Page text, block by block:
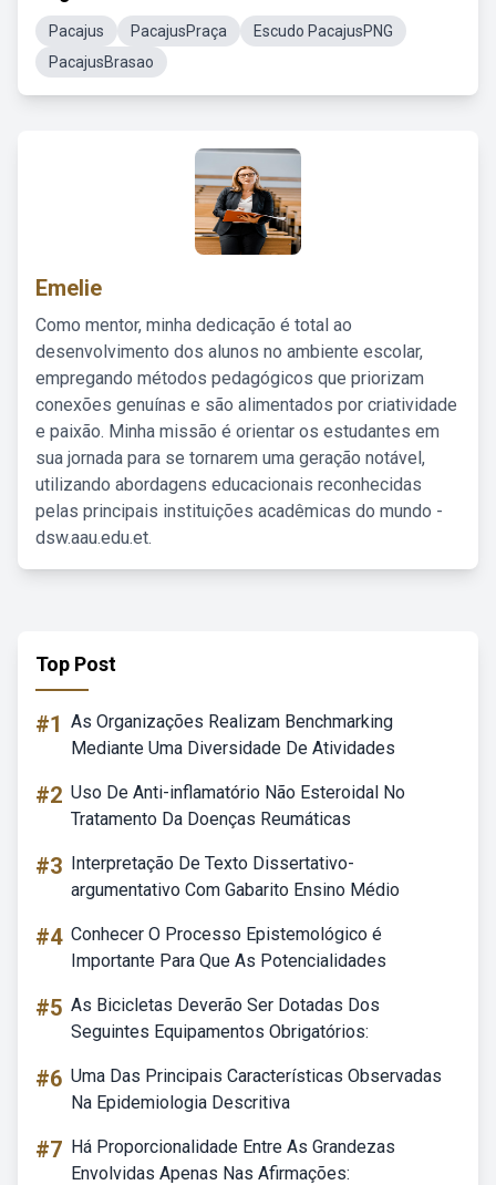
Pacajus PacajusPraça
Escudo PacajusPNG
PacajusBrasao
Emelie
Como mentor, minha dedicação é total ao
desenvolvimento dos alunos no ambiente escolar,
empregando métodos pedagógicos que priorizam
conexões genuínas e são alimentados por criatividade
e paixão. Minha missão é orientar os estudantes em
sua jornada para se tornarem uma geração notável,
utilizando abordagens educacionais reconhecidas
pelas principais instituições acadêmicas do mundo -
dsw.aau.edu.et.
Top Post
#1 As Organizações Realizam Benchmarking
Mediante Uma Diversidade De Atividades
#2 Uso De Anti-inflamatório Não Esteroidal No
Tratamento Da Doenças Reumáticas
#3 Interpretação De Texto Dissertativo-
argumentativo Com Gabarito Ensino Médio
#4 Conhecer O Processo Epistemológico é
Importante Para Que As Potencialidades
#5 As Bicicletas Deverão Ser Dotadas Dos
Seguintes Equipamentos Obrigatórios:
#6 Uma Das Principais Características Observadas
Na Epidemiologia Descritiva
#7 Há Proporcionalidade Entre As Grandezas
Envolvidas Apenas Nas Afirmações: